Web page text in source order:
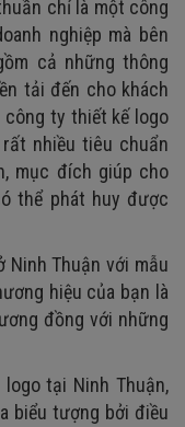
chỉ là một công
nghiệp mà bên
cả những thông
tải đến cho khách
công ty thiết kế logo
nhiều tiêu chuẩn
mục đích giúp cho
thể phát huy được
Ninh Thuận với mẫu
hiệu của bạn là
đồng với những
tại Ninh Thuận,
biểu tượng bởi điều